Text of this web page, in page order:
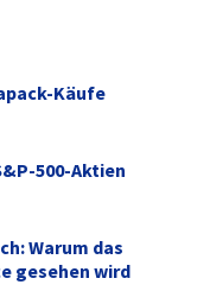
Käufe
500-Aktien
Warum das
gesehen wird